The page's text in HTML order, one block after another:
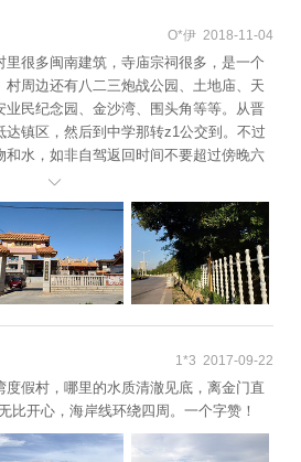
O*伊 2018-11-04
里很多闽南建筑，寺庙宗祠很多，是一个
周边还有八二三炮战公园、土地庙、天
业民纪念园、金沙湾、围头角等等。从晋
镇区，然后到中学那转z1公交到。不过
和水，如非自驾返回时间不要超过傍晚六
以去看看，很不错。

1*3 2017-09-22
度假村，哪里的水质清澈见底，离金门直
比开心，海岸线环绕四周。一个字赞！